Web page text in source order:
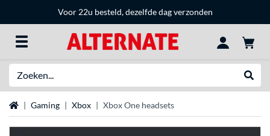
Voor 22u besteld, dezelfde dag verzonden
HomeGaming Xbox Xbox One headsets